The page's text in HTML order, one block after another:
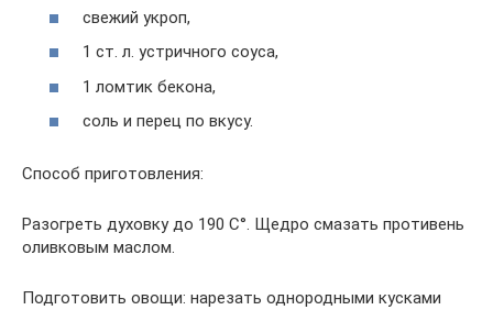
свежий укроп,
1 ст. л. устричного соуса,
1 ломтик бекона,
соль и перец по вкусу.
Способ приготовления:
Разогреть духовку до 190 С°. Щедро смазать противень
оливковым маслом.
Подготовить овощи: нарезать однородными кусками